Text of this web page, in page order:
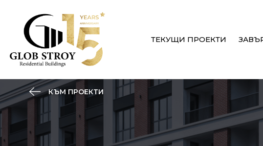
ТЕКУЩИ ПРОЕКТИ
КЪМ ПРОЕКТИ